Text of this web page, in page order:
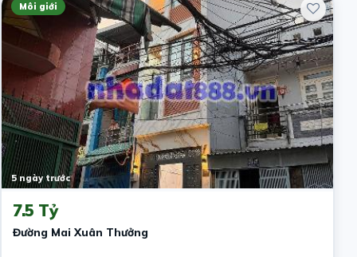
Môi giới
5 ngày trước
7.5 Tỷ
Đường Mai Xuân Thưởng